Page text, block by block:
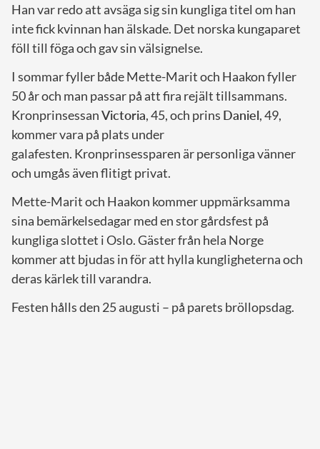
Han var redo att avsäga sig sin kungliga titel om han
inte fick kvinnan han älskade. Det norska kungaparet
föll till föga och gav sin välsignelse.
I sommar fyller både Mette-Marit och Haakon fyller
50 år och man passar på att fira rejält tillsammans.
KronprinsessanVictoria, 45, och prins Daniel, 49,
kommer vara på plats under
galafesten. Kronprinsessparen är personliga vänner
och umgås även flitigt privat.
Mette-Marit och Haakon kommer uppmärksamma
sina bemärkelsedagar med en stor gårdsfest på
kungliga slottet i Oslo. Gäster från hela Norge
kommer att bjudas in för att hylla kungligheterna och
deras kärlek till varandra.
Festen hålls den 25 augusti – på parets bröllopsdag.